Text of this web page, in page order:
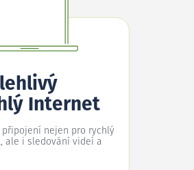
Internet
nejen pro rychlý
ale i sledování videí a